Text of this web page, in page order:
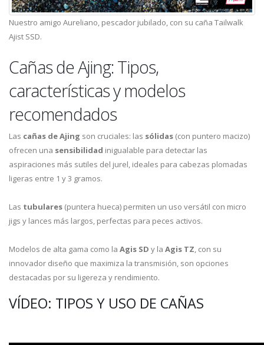
Nuestro amigo Aureliano, pescador jubilado, con su caña Tailwalk
Ajist SSD.
Cañas de Ajing: Tipos,
características y modelos
recomendados
Las cañas de Ajing son cruciales: las sólidas (con puntero macizo)
ofrecen una sensibilidad inigualable para detectar las
aspiraciones más sutiles del jurel, ideales para cabezas plomadas
ligeras entre 1 y 3 gramos.
Las tubulares (puntera hueca) permiten un uso versátil con micro
jigs y lances más largos, perfectas para peces activos.
Modelos de alta gama como la Agis SD y la Agis TZ , con su
innovador diseño que maximiza la transmisión, son opciones
destacadas por su ligereza y rendimiento.
VÍDEO: TIPOS Y USO DE CAÑAS